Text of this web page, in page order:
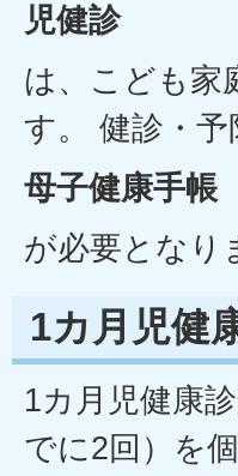
児健診
は、こども家
す。 健診・
母子健康手帳
が必要となり
1カ月児健
1カ月児健康
でに2回）を